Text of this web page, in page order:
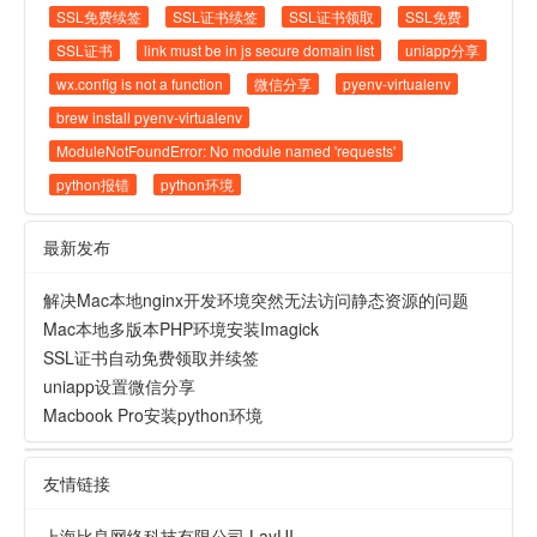
SSL免费续签 SSL证书续签 SSL证书领取
SSL免费
SSL证书
link must be in js secure domain list
uniapp分享
wx.config is not a function
微信分享
pyenv-virtualenv
brew install pyenv-virtualenv
ModuleNotFoundError: No module named 'requests'
python报错
python环境
最新发布
解决Mac本地nginx开发环境突然无法访问静态资源的问题
Mac本地多版本PHP环境安装Imagick
SSL证书自动免费领取并续签
uniapp设置微信分享
Macbook Pro安装python环境
友情链接